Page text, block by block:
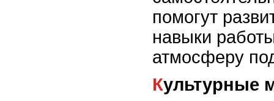
помогут
навыки
атмосферу
Культурные